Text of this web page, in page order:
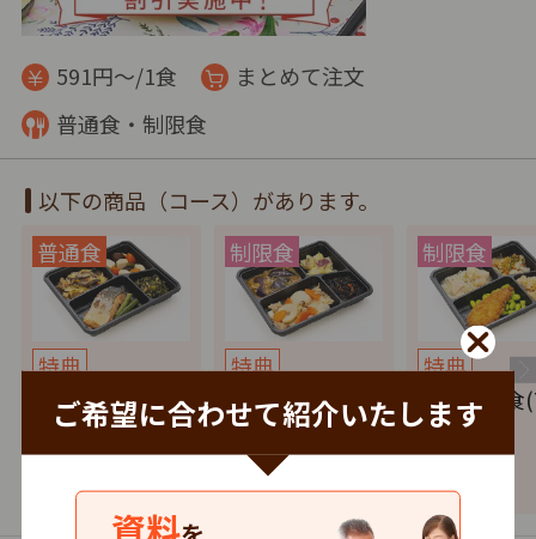
ご希望に合わせて紹介いたします
資料
591円～/1食
まとめて注文
普通食・制限食
以下の商品（コース）があります。
特典
健康バランス(7
食セット)
4,137円 税込
特典
たんぱく調整食
(7食セット)
4,137円 税込
特典
塩分制限
セット)
4,137